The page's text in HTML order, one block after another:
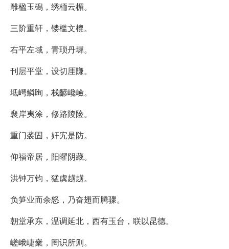
雕楹玉磶，绣栭云楣。
三阶重轩，镂槛文㮰。
右平左域，青琐丹墀。
刊层平堂，设切厓隒。
坻崿鳞眴，栈齴巉嶮。
襄岸夷涂，修路陵险。
重门袭固，奸宄是防。
仰福帝居，阳曜阴藏。
洪钟万钧，猛虡趪趪。
负笋业而余怒，乃奋翅而腾骤。
朝堂承东，温调延北，西有玉台，联以昆德。
嵯峨崨嶪，罔识所则。